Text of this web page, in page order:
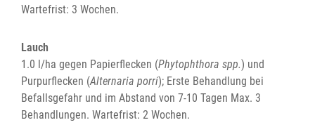
Wartefrist: 3 Wochen.
Lauch
1.0 l/ha gegen Papierflecken (Phytophthora spp.) und
Purpurflecken (Alternaria porri); Erste Behandlung bei
Befallsgefahr und im Abstand von 7-10 Tagen Max. 3
Behandlungen. Wartefrist: 2 Wochen.